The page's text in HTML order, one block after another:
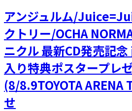
アンジュルム/
クトリー/OCHA
ニクル 最新CD発売記
入り特典ポスタープレ
(8/8.9TOYOTA ARENA
せ